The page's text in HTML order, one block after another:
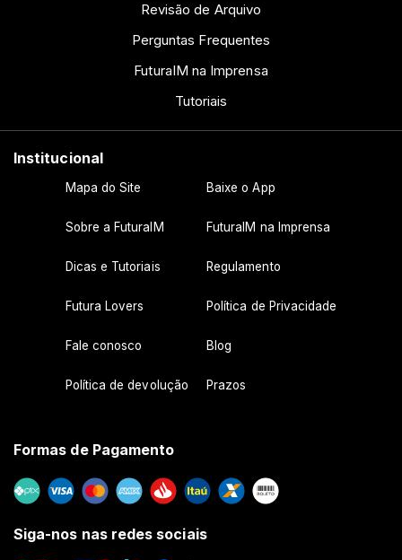
Revisão de Arquivo
Perguntas Frequentes
FuturaIM na Imprensa
Tutoriais
Institucional
Mapa do Site Baixe o App
Sobre a FuturaIM FuturaIM na Imprensa
Dicas e Tutoriais Regulamento
Futura Lovers Política de Privacidade
Fale conosco Blog
Política de devolução Prazos
Formas de Pagamento
Siga-nos nas redes sociais